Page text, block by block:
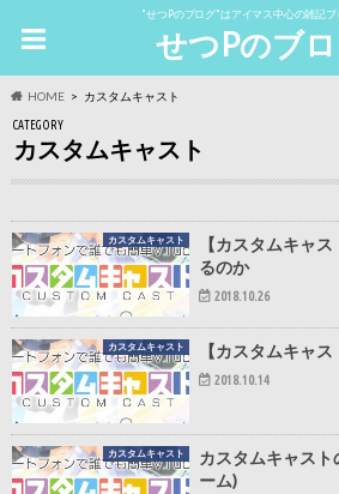
"せつPのブログ"はアイマス中心の雑記ブ
せつPのブ
HOME カスタムキャスト
CATEGORY
カスタムキャスト
カスタムキャスト
【カスタムキャ
るのか
2018.10.26
カスタムキャスト 【カスタムキャ
2018.10.14
カスタムキャスト
カスタムキャス
ーム)